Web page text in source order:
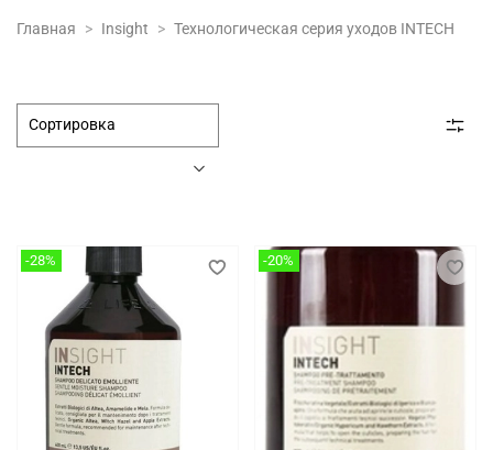
Главная Insight Технологическая серия уходов INTECH
-28% -20%